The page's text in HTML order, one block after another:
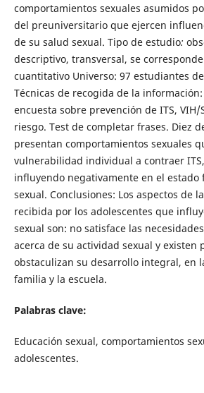
comportamientos sexuales asumidos
del preuniversitario que ejercen
de su salud sexual. Tipo de estudio:
descriptivo, transversal, se
cuantitativo Universo: 97 estudiantes
Técnicas de recogida de la
encuesta sobre prevención de ITS,
riesgo. Test de completar frases. Diez
presentan comportamientos sexuales
vulnerabilidad individual a contraer
influyendo negativamente en el estado
sexual. Conclusiones: Los aspectos de
recibida por los adolescentes que
sexual son: no satisface las
acerca de su actividad sexual y existen
obstaculizan su desarrollo integral, en
familia y la escuela.
Palabras clave:
Educación sexual, comportamientos
adolescentes.